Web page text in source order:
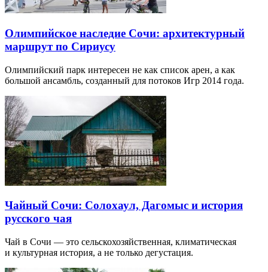
Олимпийское наследие Сочи: архитектурный
маршрут по Сириусу
Олимпийский парк интересен не как список арен, а как
большой ансамбль, созданный для потоков Игр 2014 года.
Чайный Сочи: Солохаул, Дагомыс и история
русского чая
Чай в Сочи — это сельскохозяйственная, климатическая
и культурная история, а не только дегустация.